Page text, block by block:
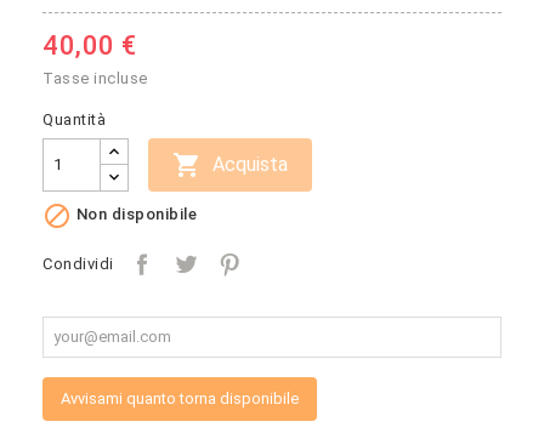
40,00 €
Tasse incluse
Quantità
 Acquista
 Non disponibile
Condividi
Avvisami quanto torna disponibile